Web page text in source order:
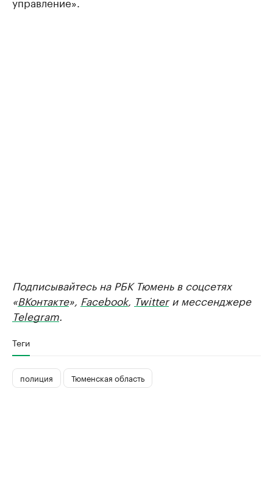
Подписывайтесь на РБК Тюмень в соцсетях
«ВКонтакте», Facebook, Twitterи мессенджере
Telegram
Теги
полиция Тюменская область